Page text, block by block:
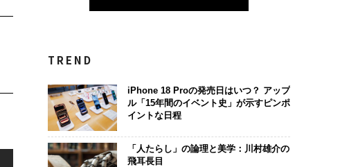
TREND
iPhone 18 Proの発売日はいつ？ アップ
ル「15年間のイベント史」が示すピンポ
イントな日程
「人たらし」の論理と美学：川村雄介の
飛耳長目